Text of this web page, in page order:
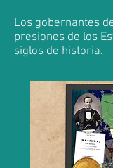
Los gobernantes
presiones de los
siglos de historia.